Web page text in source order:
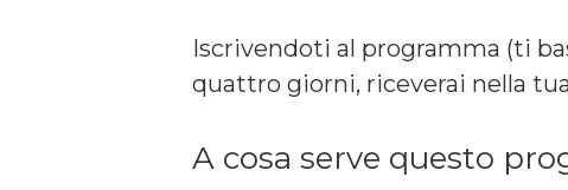
Iscrivendoti al programma (ti
quattro giorni, riceverai nella
A cosa serve questo